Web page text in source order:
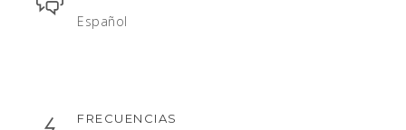
Español
FRECUENCIAS